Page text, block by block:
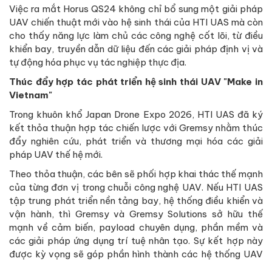
Việc ra mắt Horus QS24 không chỉ bổ sung một giải pháp
UAV chiến thuật mới vào hệ sinh thái của HTI UAS mà còn
cho thấy năng lực làm chủ các công nghệ cốt lõi, từ điều
khiển bay, truyền dẫn dữ liệu đến các giải pháp định vị và
tự động hóa phục vụ tác nghiệp thực địa.
Thúc đẩy hợp tác phát triển hệ sinh thái UAV "Make in
Vietnam"
Trong khuôn khổ Japan Drone Expo 2026, HTI UAS đã ký
kết thỏa thuận hợp tác chiến lược với Gremsy nhằm thúc
đẩy nghiên cứu, phát triển và thương mại hóa các giải
pháp UAV thế hệ mới.
Theo thỏa thuận, các bên sẽ phối hợp khai thác thế mạnh
của từng đơn vị trong chuỗi công nghệ UAV. Nếu HTI UAS
tập trung phát triển nền tảng bay, hệ thống điều khiển và
vận hành, thì Gremsy và Gremsy Solutions sở hữu thế
mạnh về cảm biến, payload chuyên dụng, phần mềm và
các giải pháp ứng dụng trí tuệ nhân tạo. Sự kết hợp này
được kỳ vọng sẽ góp phần hình thành các hệ thống UAV